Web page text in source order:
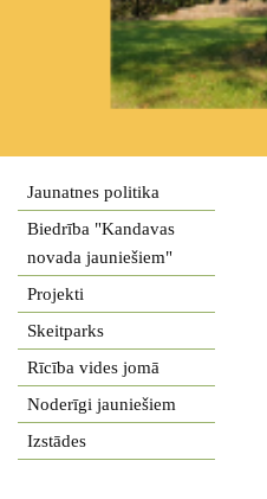
Jaunatnes politika
Biedrība "Kandavas
novada jauniešiem"
Projekti
Skeitparks
Rīcība vides jomā
Noderīgi jauniešiem
Izstādes